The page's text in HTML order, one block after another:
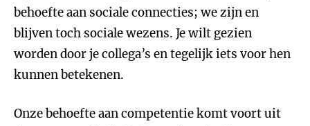
behoefte aan sociale connecties; we zijn en
blijven toch sociale wezens. Je wilt gezien
worden door je collega’s en tegelijk iets voor hen
kunnen betekenen.
Onze behoefte aan competentie komt voort uit